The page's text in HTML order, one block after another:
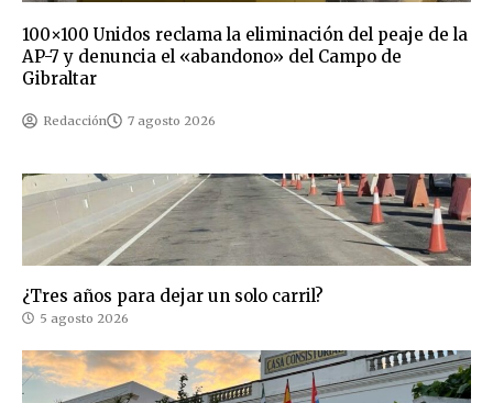
100×100 Unidos reclama la eliminación del peaje de la
AP-7 y denuncia el «abandono» del Campo de
Gibraltar
Redacción 7 agosto 2026
¿Tres años para dejar un solo carril?
5 agosto 2026